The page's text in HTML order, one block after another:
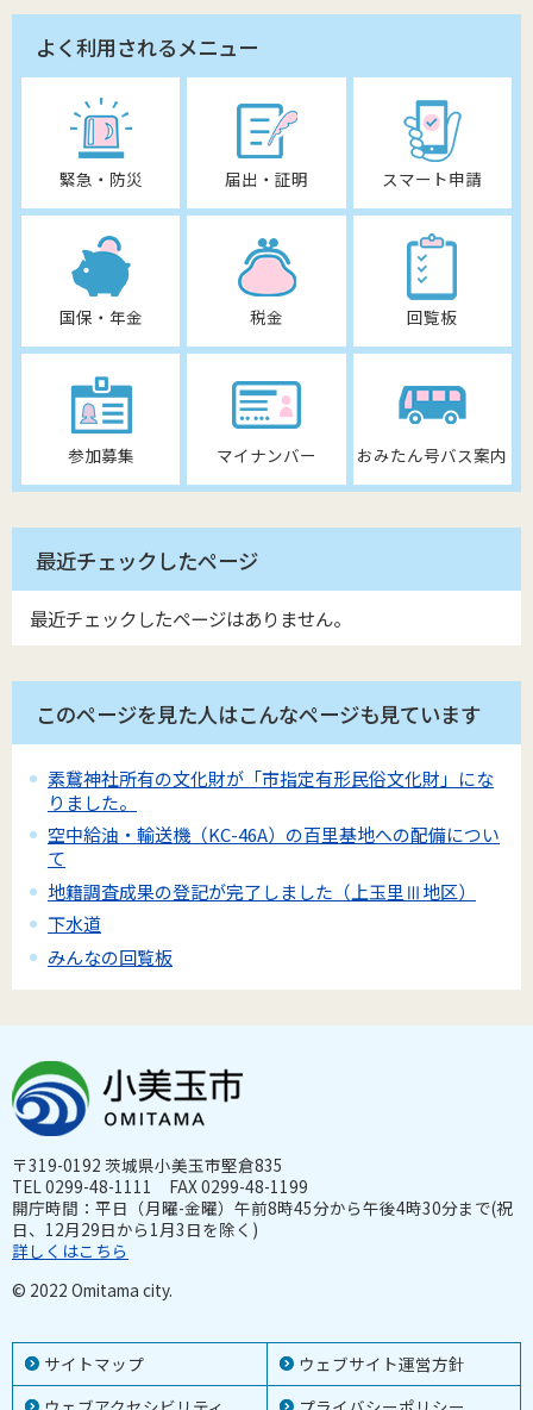
よく利用されるメニュー
緊急・防災 届出・証明 スマート申請
国保・年金 税金 回覧板
参加募集 マイナンバー おみたん号バス案内
最近チェックしたページ
最近チェックしたページはありません。
このページを見た人はこんなページも見ています
素鵞神社所有の文化財が「市指定有形民俗文化財」にな
りました。
空中給油・輸送機（KC-46A）の百里基地への配備につい
て
地籍調査成果の登記が完了しました（上玉里Ⅲ地区）
下水道
みんなの回覧板
サイトマップ
ウェブサイト運営方針
〒319-0192 茨城県小美玉市堅倉835
TEL 0299-48-1111 FAX 0299-48-1199
開庁時間：平日（月曜-金曜）午前8時45分から午後4時30分まで(祝
日、12月29日から1月3日を除く)
詳しくはこちら
© 2022 Omitama city.